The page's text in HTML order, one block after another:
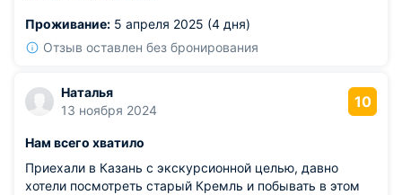
Проживание: 5 апреля 2025 (4 дня)
Отзыв оставлен без бронирования
Наталья
13 ноября 2024
10
Нам всего хватило
Приехали в Казань с экскурсионной целью, давно
хотели посмотреть старый Кремль и побывать в этом